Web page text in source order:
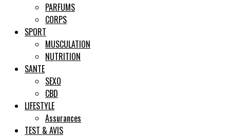
Male
PARFUMS
CORPS
SPORT
MUSCULATION
NUTRITION
SANTE
SEXO
CBD
LIFESTYLE
Assurances
TEST & AVIS